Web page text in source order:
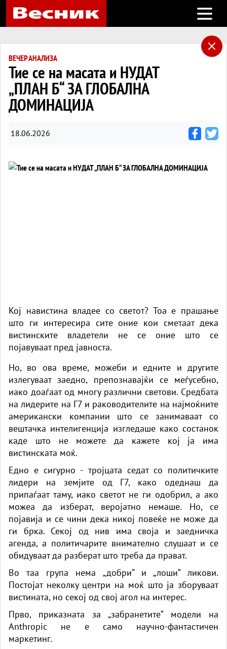
Open
ВЕЧЕР АНАЛИЗА
Тие се на масата и НУДАТ
„ПЛАН Б“ ЗА ГЛОБАЛНА
ДОМИНАЦИЈА
18.06.2026
Кој навистина владее со светот? Тоа е прашање
што ги интересира сите оние кои сметаат дека
вистинските владетели не се оние што се
појавуваат пред јавноста.
Но, во ова време, можеби и едните и другите
излегуваат заедно, препознавајќи се меѓусебно,
иако доаѓаат од многу различни светови. Средбата
на лидерите на Г7 и раководителите на најмоќните
американски компании што се занимаваат со
вештачка интелигенција изгледаше како состанок
каде што не можете да кажете кој ја има
вистинската моќ.
Едно е сигурно - тројцата седат со политичките
лидери на земјите од Г7, како одеднаш да
припаѓаат таму, иако светот не ги одобрил, а ако
можеа да изберат, веројатно немаше. Но, се
појавија и се чини дека никој повеќе не може да
ги брка. Секој од нив има своја и заедничка
агенда, а политичарите внимателно слушаат и се
обидуваат да разберат што треба да прават.
Во таа група нема „добри“ и „лоши“ ликови.
Постојат неколку центри на моќ што ја зборуваат
вистината, но секој од свој агол на интерес.
Прво, приказната за „забранетите“ модели на
Anthropic не е само научно-фантастичен
маркетинг.